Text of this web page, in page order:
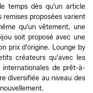
temps dès qu'un article
proposées varient
qu'un vêtement, une
soit proposé avec une
prix d'origine. Lounge by
créateurs qu'avec les
de prêt-à-
diversifiée au niveau des